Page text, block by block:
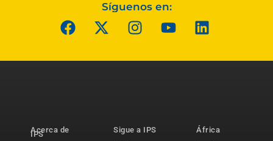
Síguenos en:
Acerca de
IPS
Sigue a IPS
África